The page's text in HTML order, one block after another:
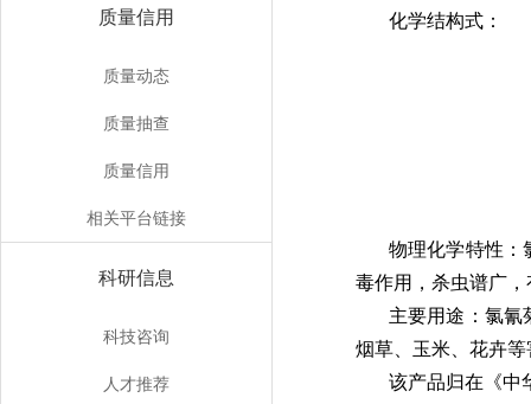
质量信用
质量动态
质量抽查
质量信用
相关平台链接
科研信息
科技咨询
人才推荐
化学结构式：
物理化学特性：
毒作用，杀虫谱广
主要用途：氯氰
烟草、玉米、花卉
该产品归在《中